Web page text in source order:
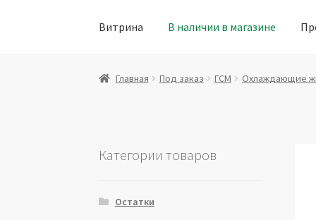
Витрина В наличии в магазине
Главная Витрина Мой аккаунт
Главная Под заказ ГСМ Охлаждающие
Категории товаров
Остатки